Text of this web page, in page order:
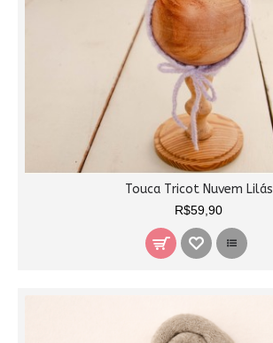
Touca Tricot Nuvem Lilás
R$59,90